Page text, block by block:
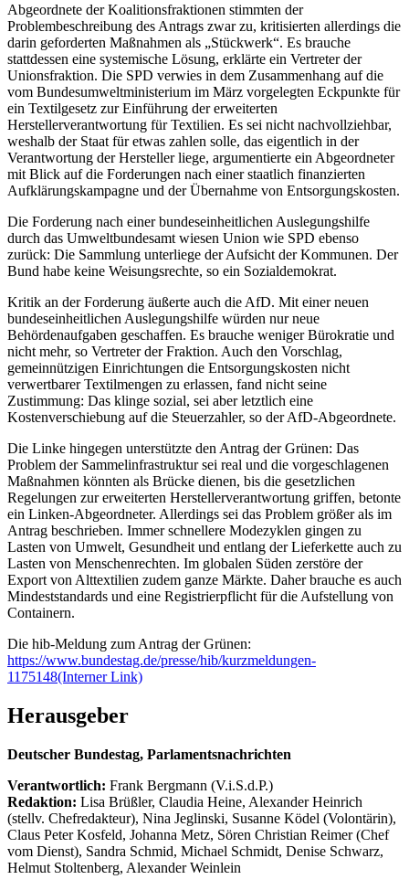
Abgeordnete der Koalitionsfraktionen stimmten der
Problembeschreibung des Antrags zwar zu, kritisierten allerdings die
darin geforderten Maßnahmen als „Stückwerk“. Es brauche
stattdessen eine systemische Lösung, erklärte ein Vertreter der
Unionsfraktion. Die SPD verwies in dem Zusammenhang auf die
vom Bundesumweltministerium im März vorgelegten Eckpunkte für
ein Textilgesetz zur Einführung der erweiterten
Herstellerverantwortung für Textilien. Es sei nicht nachvollziehbar,
weshalb der Staat für etwas zahlen solle, das eigentlich in der
Verantwortung der Hersteller liege, argumentierte ein Abgeordneter
mit Blick auf die Forderungen nach einer staatlich finanzierten
Aufklärungskampagne und der Übernahme von Entsorgungskosten.
Die Forderung nach einer bundeseinheitlichen Auslegungshilfe
durch das Umweltbundesamt wiesen Union wie SPD ebenso
zurück: Die Sammlung unterliege der Aufsicht der Kommunen. Der
Bund habe keine Weisungsrechte, so ein Sozialdemokrat.
Kritik an der Forderung äußerte auch die AfD. Mit einer neuen
bundeseinheitlichen Auslegungshilfe würden nur neue
Behördenaufgaben geschaffen. Es brauche weniger Bürokratie und
nicht mehr, so Vertreter der Fraktion. Auch den Vorschlag,
gemeinnützigen Einrichtungen die Entsorgungskosten nicht
verwertbarer Textilmengen zu erlassen, fand nicht seine
Zustimmung: Das klinge sozial, sei aber letztlich eine
Kostenverschiebung auf die Steuerzahler, so der AfD-Abgeordnete.
Die Linke hingegen unterstützte den Antrag der Grünen: Das
Problem der Sammelinfrastruktur sei real und die vorgeschlagenen
Maßnahmen könnten als Brücke dienen, bis die gesetzlichen
Regelungen zur erweiterten Herstellerverantwortung griffen, betonte
ein Linken-Abgeordneter. Allerdings sei das Problem größer als im
Antrag beschrieben. Immer schnellere Modezyklen gingen zu
Lasten von Umwelt, Gesundheit und entlang der Lieferkette auch zu
Lasten von Menschenrechten. Im globalen Süden zerstöre der
Export von Alttextilien zudem ganze Märkte. Daher brauche es auch
Mindeststandards und eine Registrierpflicht für die Aufstellung von
Containern.
Die hib-Meldung zum Antrag der Grünen:
https://www.bundestag.de/presse/hib/kurzmeldungen-
1175148(Interner Link)
Herausgeber
Deutscher Bundestag, Parlamentsnachrichten
Verantwortlich: Frank Bergmann (V.i.S.d.P.)
Redaktion: Lisa Brüßler, Claudia Heine, Alexander Heinrich
(stellv. Chefredakteur), Nina Jeglinski, Susanne Ködel (Volontärin),
Claus Peter Kosfeld, Johanna Metz, Sören Christian Reimer (Chef
vom Dienst), Sandra Schmid, Michael Schmidt, Denise Schwarz,
Helmut Stoltenberg, Alexander Weinlein